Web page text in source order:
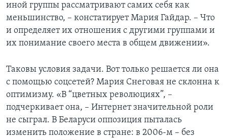
иной группы рассматривают самих себя как
меньшинство, – констатирует Мария Гайдар. – Что
и определяет их отношения с другими группами и
их понимание своего места в общем движении».
Таковы условия задачи. Вот только решается ли она
с помощью соцсетей? Мария Снеговая не склонна к
оптимизму. «В “цветных революциях”, –
подчеркивает она, – Интернет значительной роли
не сыграл. В Беларуси оппозиция пыталась
изменить положение в стране: в 2006-м – без